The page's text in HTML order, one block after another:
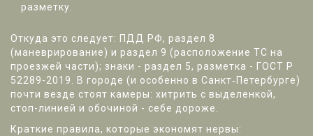
разметку.
Откуда это следует: ПДД РФ, раздел 8
(маневрирование) и раздел 9 (расположение ТС на
проезжей части); знаки - раздел 5, разметка - ГОСТ Р
52289-2019. В городе (и особенно в Санкт‑Петербурге)
почти везде стоят камеры: хитрить с выделенкой,
стоп-линией и обочиной - себе дороже.
Краткие правила, которые экономят нервы: